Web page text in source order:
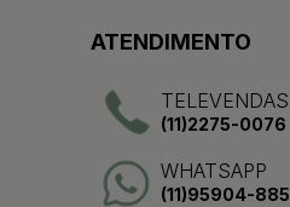
ATENDIMENTO
TELEVENDAS
(11)2275-0076
WHATSAPP
(11)95904-